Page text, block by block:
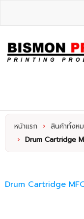
หน้าแรก › สินค้าทั้งห
› Drum Cartridge
Drum Cartridge